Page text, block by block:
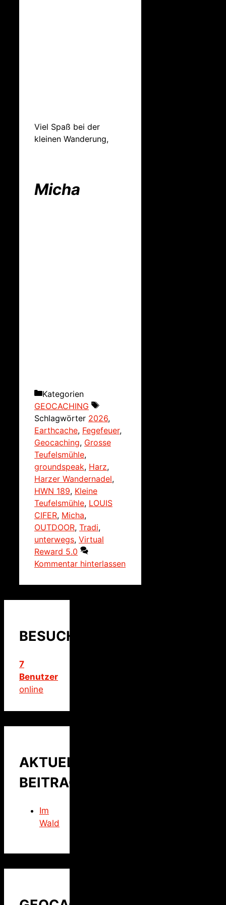
Viel Spaß bei der
kleinen Wanderung,
Micha
Kategorien
GEOCACHING
Schlagwörter 2026,
Earthcache, Fegefeuer,
Geocaching, Grosse
Teufelsmühle,
groundspeak, Harz,
Harzer Wandernadel,
HWN 189, Kleine
Teufelsmühle, LOUIS
CIFER, Micha,
OUTDOOR, Tradi,
unterwegs, Virtual
Reward 5.0
Kommentar hinterlassen
BESUCHER
7
Benutzer
online
AKTUELLER
BEITRAG
Im
Wald